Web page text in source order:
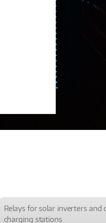
Relays for solar inverters and
charging stations